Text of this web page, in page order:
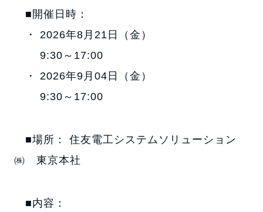
■開催日時：
・ 2026年8月21日（金）
9:30～17:00
・ 2026年9月04日（金）
9:30～17:00
■場所： 住友電工システムソリューション
㈱ 東京本社
■内容：